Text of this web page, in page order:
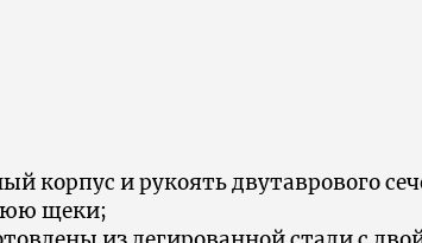
и рукоять двутаврового
щеки;